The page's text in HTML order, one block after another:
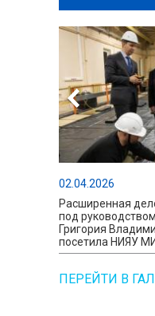
02.04.2026
Расширенная
под
Григория
посетила НИЯУ
ПЕРЕЙТИ В